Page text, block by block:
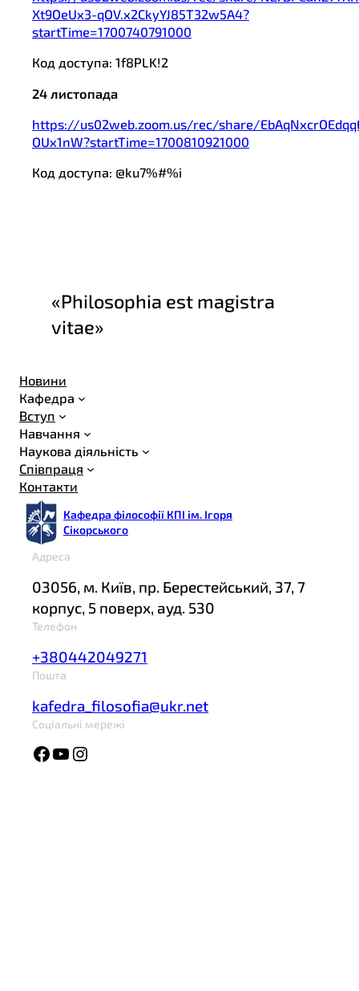
Xt9OeUx3-qOV.x2CkyYJ85T32w5A4?
startTime=1700740791000
Код доступа: 1f8PLK!2
24 листопада
https://us02web.zoom.us/rec/share/
OUx1nW?startTime=1700810921000
Код доступа: @ku7%#%i
«Philosophia est magistra
vitae»
Новини
Кафедра
Вступ
Навчання
Наукова діяльність
Співпраця
Контакти
Кафедра філософії КПІ ім. Ігоря
Сікорського
Адреса
03056, м. Київ, пр. Берестейський, 37, 7
корпус, 5 поверх, ауд. 530
Телефон
+380442049271
Пошта
kafedra_filosofia@ukr.net
Соціальні мережі
Facebook YouTube Instagram